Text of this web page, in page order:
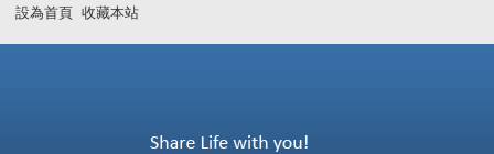
設為首頁 收藏本站